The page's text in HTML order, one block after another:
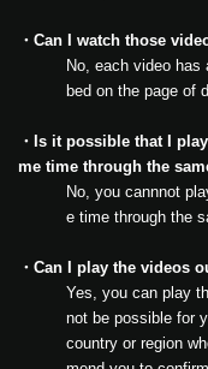
・Can I watch those
No, each video has
bed on the page of
・Is it possible that I
me time through the
No, you cannnot
e time through the
・Can I play the videos
Yes, you can play
not be possible for
country or region